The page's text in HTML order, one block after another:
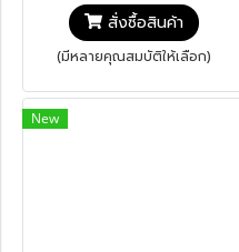
สั่งซื้อสินค้า
(มีหลายคุณสมบัติให้เลือก)
New